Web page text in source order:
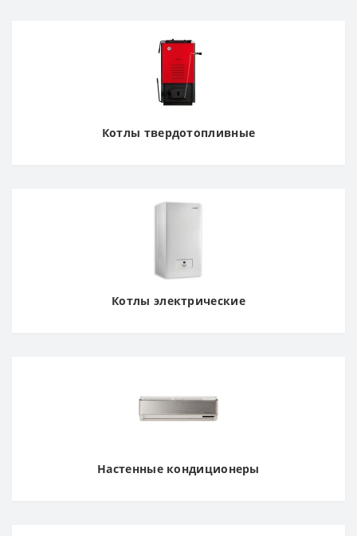
Котлы твердотопливные
Котлы электрические
Настенные кондиционеры